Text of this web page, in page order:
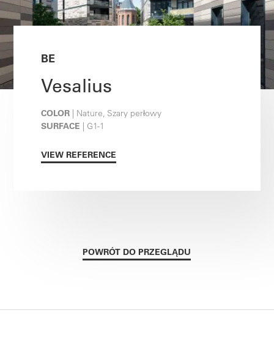
BE
Vesalius
COLOR | Nature, Szary perłowy
SURFACE | G1-1
VIEW REFERENCE
POWRÓT DO PRZEGLĄDU